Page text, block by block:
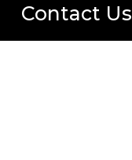
Contact Us